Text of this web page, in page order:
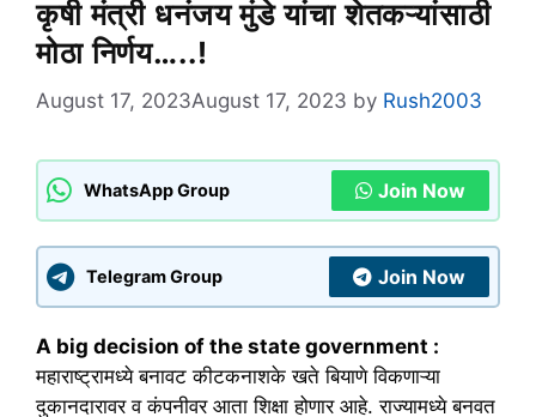
कृषी मंत्री धनंजय मुंडे यांचा शेतकऱ्यांसाठी
मोठा निर्णय…..!
August 17, 2023August 17, 2023 by Rush2003
WhatsApp Group Join Now
Telegram Group Join Now
A big decision of the state government :
महाराष्ट्रामध्ये बनावट कीटकनाशके खते बियाणे विकणाऱ्या
दुकानदारावर व कंपनीवर आता शिक्षा होणार आहे. राज्यामध्ये बनवत